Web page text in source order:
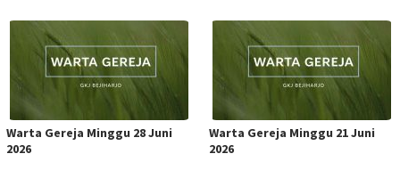
Warta Gereja Minggu 28 Juni
2026
Warta Gereja Minggu 21 Juni
2026